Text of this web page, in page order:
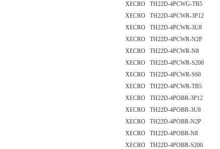
XECRO TH22D-4PCWG-TB5
XECRO TH22D-4PCWR-3P12
XECRO TH22D-4PCWR-3U8
XECRO TH22D-4PCWR-N2P
XECRO TH22D-4PCWR-N8
XECRO TH22D-4PCWR-S200
XECRO TH22D-4PCWR-S60
XECRO TH22D-4PCWR-TB5
XECRO TH22D-4POBR-3P12
XECRO TH22D-4POBR-3U8
XECRO TH22D-4POBR-N2P
XECRO TH22D-4POBR-N8
XECRO TH22D-4POBR-S200